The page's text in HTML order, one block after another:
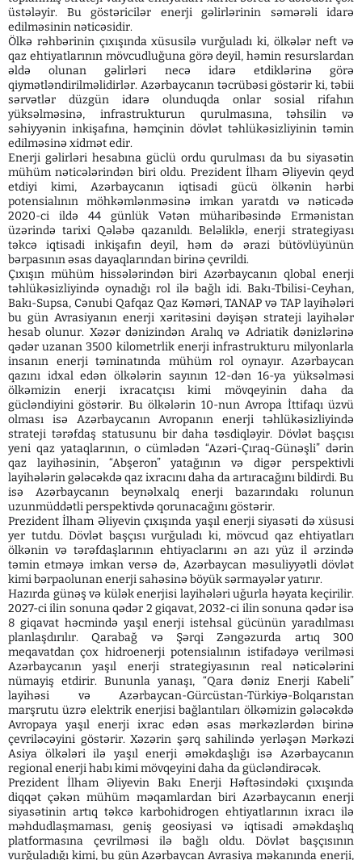
üstələyir. Bu göstəricilər enerji gəlirlərinin səmərəli idarə
edilməsinin nəticəsidir.
Ölkə rəhbərinin çıxışında xüsusilə vurğuladı ki, ölkələr neft və
qaz ehtiyatlarının mövcudluğuna görə deyil, həmin resurslardan
əldə olunan gəlirləri necə idarə etdiklərinə görə
qiymətləndirilməlidirlər. Azərbaycanın təcrübəsi göstərir ki, təbii
sərvətlər düzgün idarə olunduqda onlar sosial rifahın
yüksəlməsinə, infrastrukturun qurulmasına, təhsilin və
səhiyyənin inkişafına, həmçinin dövlət təhlükəsizliyinin təmin
edilməsinə xidmət edir.
Enerji gəlirləri hesabına güclü ordu qurulması da bu siyasətin
mühüm nəticələrindən biri oldu. Prezident İlham Əliyevin qeyd
etdiyi kimi, Azərbaycanın iqtisadi gücü ölkənin hərbi
potensialının möhkəmlənməsinə imkan yaratdı və nəticədə
2020-ci ildə 44 günlük Vətən müharibəsində Ermənistan
üzərində tarixi Qələbə qazanıldı. Beləliklə, enerji strategiyası
təkcə iqtisadi inkişafın deyil, həm də ərazi bütövlüyünün
bərpasının əsas dayaqlarından birinə çevrildi.
Çıxışın mühüm hissələrindən biri Azərbaycanın qlobal enerji
təhlükəsizliyində oynadığı rol ilə bağlı idi. Bakı-Tbilisi-Ceyhan,
Bakı-Supsa, Cənubi Qafqaz Qaz Kəməri, TANAP və TAP layihələri
bu gün Avrasiyanın enerji xəritəsini dəyişən strateji layihələr
hesab olunur. Xəzər dənizindən Aralıq və Adriatik dənizlərinə
qədər uzanan 3500 kilometrlik enerji infrastrukturu milyonlarla
insanın enerji təminatında mühüm rol oynayır. Azərbaycan
qazını idxal edən ölkələrin sayının 12-dən 16-ya yüksəlməsi
ölkəmizin enerji ixracatçısı kimi mövqeyinin daha da
gücləndiyini göstərir. Bu ölkələrin 10-nun Avropa İttifaqı üzvü
olması isə Azərbaycanın Avropanın enerji təhlükəsizliyində
strateji tərəfdaş statusunu bir daha təsdiqləyir. Dövlət başçısı
yeni qaz yataqlarının, o cümlədən “Azəri-Çıraq-Günəşli” dərin
qaz layihəsinin, “Abşeron” yatağının və digər perspektivli
layihələrin gələcəkdə qaz ixracını daha da artıracağını bildirdi. Bu
isə Azərbaycanın beynəlxalq enerji bazarındakı rolunun
uzunmüddətli perspektivdə qorunacağını göstərir.
Prezident İlham Əliyevin çıxışında yaşıl enerji siyasəti də xüsusi
yer tutdu. Dövlət başçısı vurğuladı ki, mövcud qaz ehtiyatları
ölkənin və tərəfdaşlarının ehtiyaclarını ən azı yüz il ərzində
təmin etməyə imkan versə də, Azərbaycan məsuliyyətli dövlət
kimi bərpaolunan enerji sahəsinə böyük sərmayələr yatırır.
Hazırda günəş və külək enerjisi layihələri uğurla həyata keçirilir.
2027-ci ilin sonuna qədər 2 giqavat, 2032-ci ilin sonuna qədər isə
8 giqavat həcmində yaşıl enerji istehsal gücünün yaradılması
planlaşdırılır. Qarabağ və Şərqi Zəngəzurda artıq 300
meqavatdan çox hidroenerji potensialının istifadəyə verilməsi
Azərbaycanın yaşıl enerji strategiyasının real nəticələrini
nümayiş etdirir. Bununla yanaşı, “Qara dəniz Enerji Kabeli”
layihəsi və Azərbaycan-Gürcüstan-Türkiyə-Bolqarıstan
marşrutu üzrə elektrik enerjisi bağlantıları ölkəmizin gələcəkdə
Avropaya yaşıl enerji ixrac edən əsas mərkəzlərdən birinə
çevriləcəyini göstərir. Xəzərin şərq sahilində yerləşən Mərkəzi
Asiya ölkələri ilə yaşıl enerji əməkdaşlığı isə Azərbaycanın
regional enerji habı kimi mövqeyini daha da gücləndirəcək.
Prezident İlham Əliyevin Bakı Enerji Həftəsindəki çıxışında
diqqət çəkən mühüm məqamlardan biri Azərbaycanın enerji
siyasətinin artıq təkcə karbohidrogen ehtiyatlarının ixracı ilə
məhdudlaşmaması, geniş geosiyasi və iqtisadi əməkdaşlıq
platformasına çevrilməsi ilə bağlı oldu. Dövlət başçısının
vurğuladığı kimi, bu gün Azərbaycan Avrasiya məkanında enerji,